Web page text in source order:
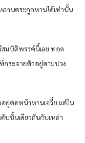
ลานตระกูลหานได้เท่านั้น
สมบัติพรรค์นี้เลย ทอด
กระจายตัวอยู่ตามปวง
ยู่ต่อหน้าหานเจวี๋ย แต่ใน
บชั้นเดียวกันกับเหล่า